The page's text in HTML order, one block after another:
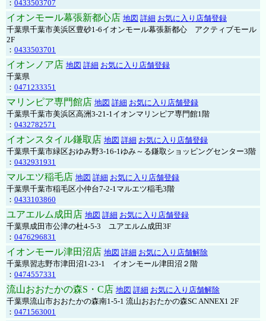
： 0433503707
イオンモール幕張新都心店 地図 詳細 お気に入り店舗登録
千葉県千葉市美浜区豊砂1-6イオンモール幕張新都心 アクティブモール
2F
： 0433503701
イオンノア店 地図 詳細 お気に入り店舗登録
千葉県
： 0471233351
マリンピア専門館店 地図 詳細 お気に入り店舗登録
千葉県千葉市美浜区高洲3-21-1イオンマリンピア専門館1階
： 0432782571
イオンスタイル鎌取店 地図 詳細 お気に入り店舗登録
千葉県千葉市緑区おゆみ野3-16-1ゆみ～る鎌取ショッピングセンター3階
： 0432931931
マルエツ稲毛店 地図 詳細 お気に入り店舗登録
千葉県千葉市稲毛区小仲台7-2-1マルエツ稲毛3階
： 0433103860
ユアエルム成田店 地図 詳細 お気に入り店舗登録
千葉県成田市公津の杜4-5-3 ユアエルム成田3F
： 0476296831
イオンモール津田沼店 地図 詳細 お気に入り店舗解除
千葉県習志野市津田沼1-23-1 イオンモール津田沼２階
： 0474557331
流山おおたかの森S・C店 地図 詳細 お気に入り店舗解除
千葉県流山市おおたかの森南1-5-1 流山おおたかの森SC ANNEX1 2F
： 0471563001